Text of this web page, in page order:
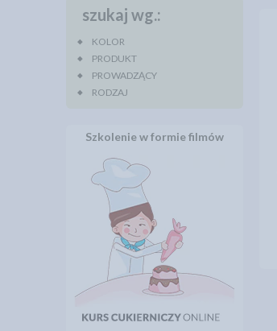
szukaj wg.:
KOLOR
PRODUKT
PROWADZĄCY
RODZAJ
Szkolenie w formie filmów